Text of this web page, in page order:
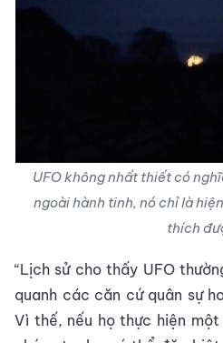
UFO không nhất thiết có
ngoài hành tinh, nó chỉ là
thích
“Lịch sử cho thấy UFO
quanh các căn cứ quân sự
Vì thế, nếu họ thực hiện một